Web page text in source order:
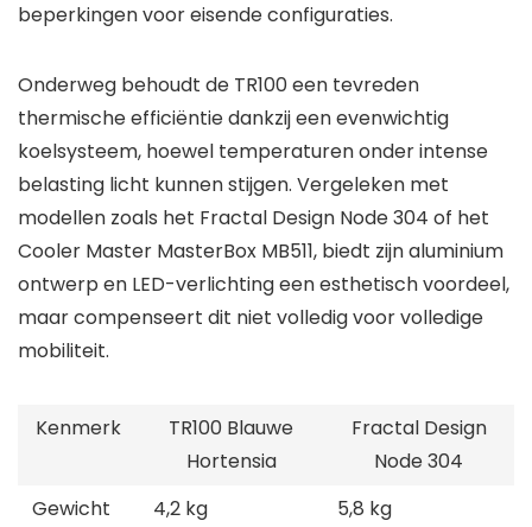
beperkingen voor eisende configuraties.
Onderweg behoudt de TR100 een tevreden
thermische efficiëntie dankzij een evenwichtig
koelsysteem, hoewel temperaturen onder intense
belasting licht kunnen stijgen. Vergeleken met
modellen zoals het Fractal Design Node 304 of het
Cooler Master MasterBox MB511, biedt zijn aluminium
ontwerp en LED-verlichting een esthetisch voordeel,
maar compenseert dit niet volledig voor volledige
mobiliteit.
Kenmerk
TR100 Blauwe
Hortensia
Fractal Design
Node 304
Gewicht
4,2 kg
5,8 kg